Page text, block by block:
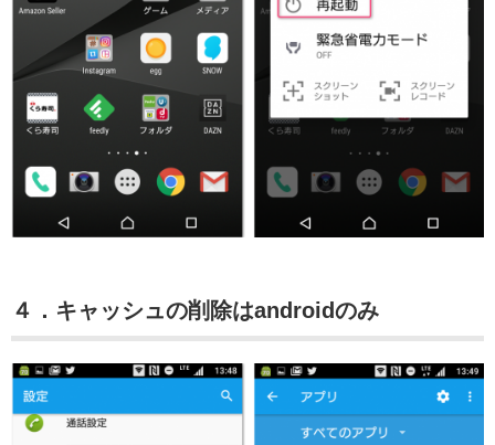
４．キャッシュの削除はandroidのみ